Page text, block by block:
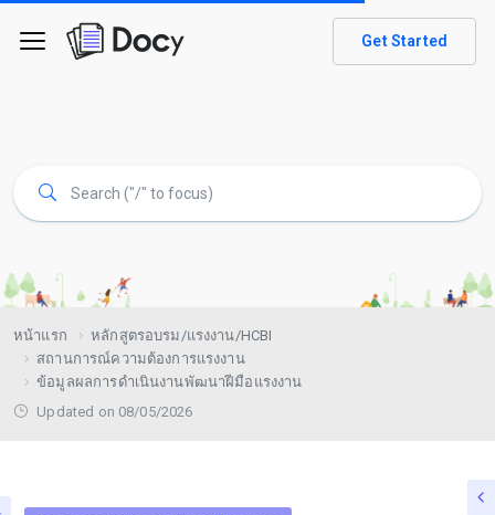
Get Started
หน้าแรก
หลักสูตรอบรม/แรงงาน/HCBI
สถานการณ์ความต้องการแรงงาน
ข้อมูลผลการดำเนินงานพัฒนาฝีมือแรงงาน
Updated on 08/05/2026